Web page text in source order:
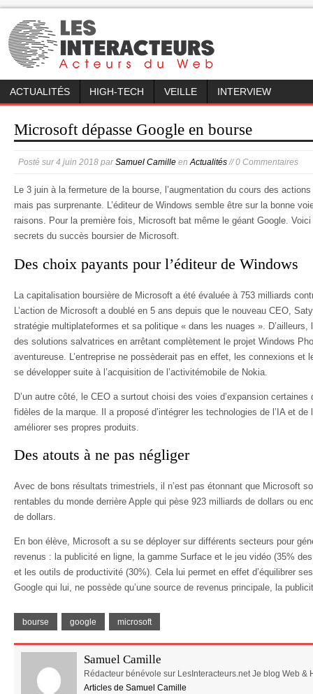
ACTUALITÉS HIGH-TECH VEILLE INTERVIEW
Microsoft dépasse Google en bourse
Posté sur4 juin 2018 parSamuel Camille enActualités// 0 Commentaires
Le 3 juin à la fermeture de la bourse, l’augmentation du cours des
mais pas surprenante. L’éditeur de Windows semble être sur la bonne
raisons. Pour la première fois, Microsoft bat même le géant Google.
secrets du succès boursier de Microsoft.
Des choix payants pour l’éditeur de Windows
La capitalisation boursière de Microsoft a été évaluée à 753 milliards
L’action de Microsoft a doublé en 5 ans depuis que le nouveau CEO,
stratégie multiplateformes et sa politique « dans les nuages ». D’ailleurs,
des solutions salvatrices en arrêtant complètement le projet Windows
aventureuse. L’entreprise ne possèderait pas en effet, les connexions et
se développer suite à l’acquisition de l’activitémobile de Nokia.
D’un autre côté, le CEO a surtout choisi des voies d’expansion certaines
fidèles de la marque. Il a proposé d’intégrer les technologies de l’IA et de
améliorer ses propres produits.
Des atouts à ne pas négliger
Avec de bons résultats trimestriels, il n’est pas étonnant que Microsoft
rentables du monde derrière Apple qui pèse 923 milliards de dollars ou
de dollars.
En bon élève, Microsoft a su se déployer sur différents secteurs pour
revenus : la publicité en ligne, la gamme Surface et le jeu vidéo (35%
et les outils de productivité (30%). Cela lui permet en effet d’équilibrer
Google qui lui, ne possède qu’une source de revenus principale, la
bourse google microsoft
Samuel Camille
Rédacteur bénévole sur LesInteracteurs.net Je blog Web &
Articles de Samuel Camille